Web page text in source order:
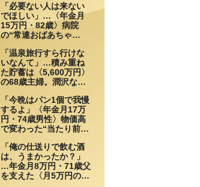
「必要ない人は来ない
でほしい」…〈年金月
15万円・82歳〉病院
の“常連おばあちゃ
社員の本音。それでも
通い続ける理由
「温泉旅行すら行けな
いなんて」…積み重ね
た貯蓄は〈5,600万円〉
の68歳主婦。潤沢な老
「馬鹿だった」肩を落
とす理由
「今晩はパン1個で我慢
するよ」〈年金月17万
円・74歳男性〉物価高
で変わった“当たり前の
「俺の仕送りで飲む酒
は、うまかったか？」
…年金月8万円・71歳父
を支えた〈月5万円の援